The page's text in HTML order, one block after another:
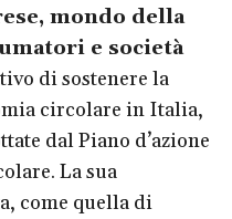
mondo della
e società
di sostenere la
circolare in Italia,
dal Piano d’azione
La sua
come quella di